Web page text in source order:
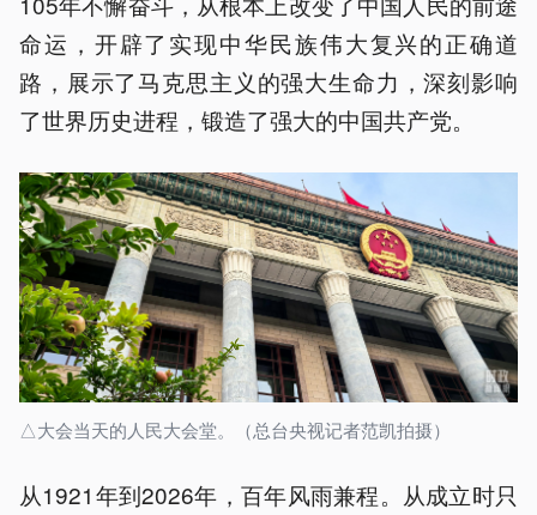
命运，开辟了实现中华民族伟大复兴的正确道
路，展示了马克思主义的强大生命力，深刻影响
了世界历史进程，锻造了强大的中国共产党。
△大会当天的人民大会堂。（总台央视记者范凯拍摄）
从1921年到2026年，百年风雨兼程。从成立时只